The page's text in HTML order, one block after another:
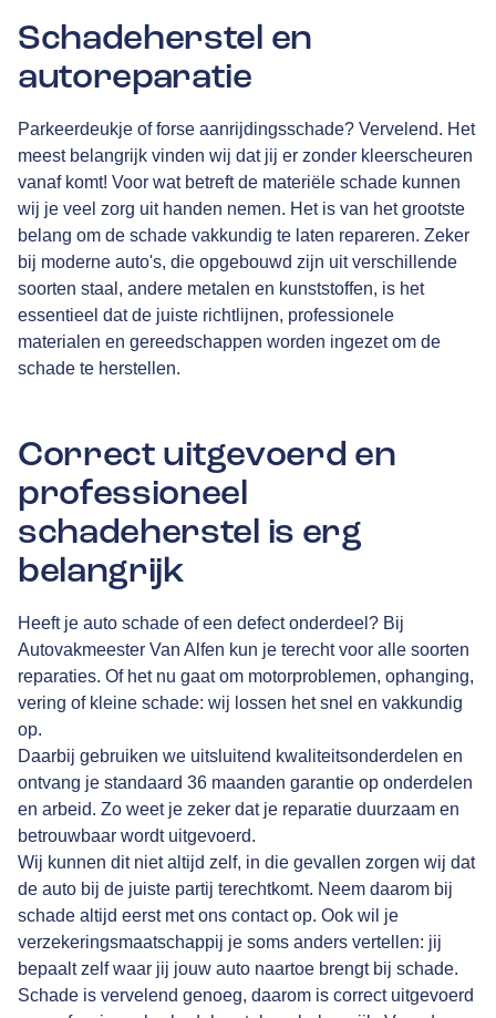
Schadeherstel en
autoreparatie
Parkeerdeukje of forse aanrijdingsschade? Vervelend. Het
meest belangrijk vinden wij dat jij er zonder kleerscheuren
vanaf komt! Voor wat betreft de materiële schade kunnen
wij je veel zorg uit handen nemen. Het is van het grootste
belang om de schade vakkundig te laten repareren. Zeker
bij moderne auto's, die opgebouwd zijn uit verschillende
soorten staal, andere metalen en kunststoffen, is het
essentieel dat de juiste richtlijnen, professionele
materialen en gereedschappen worden ingezet om de
schade te herstellen.
Correct uitgevoerd en
professioneel
schadeherstel is erg
belangrijk
Heeft je auto schade of een defect onderdeel? Bij
Autovakmeester Van Alfen kun je terecht voor alle soorten
reparaties. Of het nu gaat om motorproblemen, ophanging,
vering of kleine schade: wij lossen het snel en vakkundig
op.
Daarbij gebruiken we uitsluitend kwaliteitsonderdelen en
ontvang je standaard 36 maanden garantie op onderdelen
en arbeid. Zo weet je zeker dat je reparatie duurzaam en
betrouwbaar wordt uitgevoerd.
Wij kunnen dit niet altijd zelf, in die gevallen zorgen wij dat
de auto bij de juiste partij terechtkomt. Neem daarom bij
schade altijd eerst met ons contact op. Ook wil je
verzekeringsmaatschappij je soms anders vertellen: jij
bepaalt zelf waar jij jouw auto naartoe brengt bij schade.
Schade is vervelend genoeg, daarom is correct uitgevoerd